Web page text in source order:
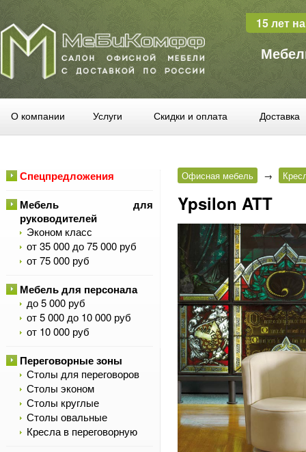
15 лет
О компании Услуги Скидки и оплата Доставка
Спецпредложения
Мебель для
руководителей
Эконом класс
от 35 000 до 75 000 руб
от 75 000 руб
Мебель для персонала
до 5 000 руб
от 5 000 до 10 000 руб
от 10 000 руб
Переговорные зоны
Столы для переговоров
Столы эконом
Столы круглые
Столы овальные
Кресла в переговорную
Офисная мебель →
Ypsilon ATT